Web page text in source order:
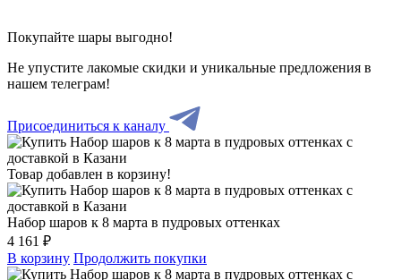
Покупайте шары выгодно!
Не упустите лакомые скидки и уникальные предложения в
нашем телеграм!
Присоединиться к каналу
Товар добавлен в корзину!
Набор шаров к 8 марта в пудровых оттенках
4 161 ₽
В корзину Продолжить покупки